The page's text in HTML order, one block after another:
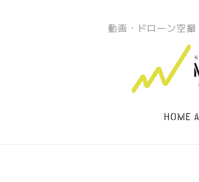
動画・ドローン空
HOME